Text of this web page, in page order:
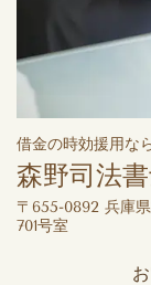
借金の時効援用な
森野司法
〒655-0892 兵庫
701号室